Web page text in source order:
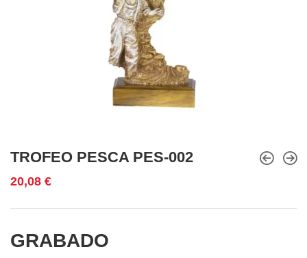
TROFEO PESCA PES-002
20,08 €
GRABADO